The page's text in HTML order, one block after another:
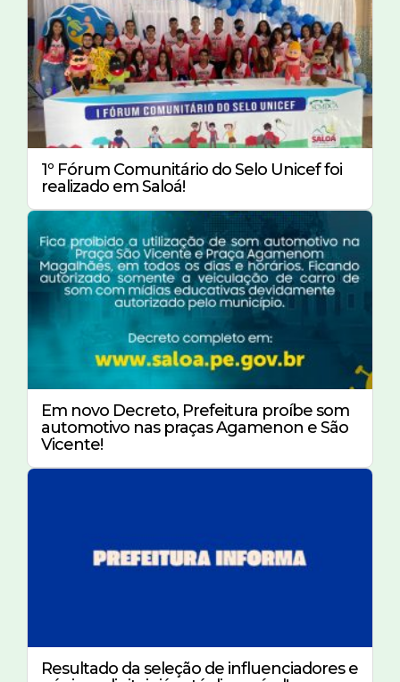
1º Fórum Comunitário do Selo Unicef foi
realizado em Saloá!
Em novo Decreto, Prefeitura proíbe som
automotivo nas praças Agamenon e São
Vicente!
Resultado da seleção de influenciadores e